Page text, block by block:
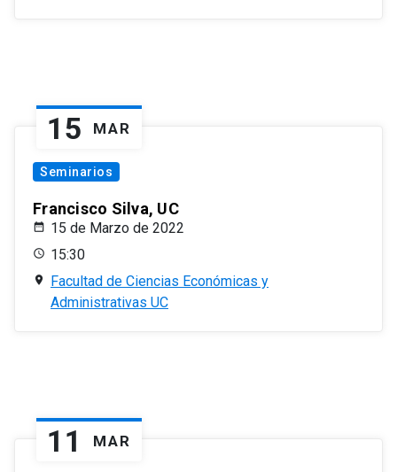
15 MAR
Seminarios
Francisco Silva, UC
15 de Marzo de 2022
15:30
Facultad de Ciencias Económicas y
Administrativas UC
11 MAR